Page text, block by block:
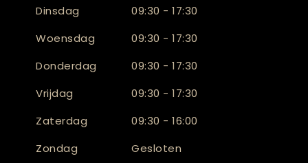
Dinsdag
09:30 - 17:30
Woensdag
09:30 - 17:30
Donderdag
09:30 - 17:30
Vrijdag
09:30 - 17:30
Zaterdag
09:30 - 16:00
Zondag
Gesloten